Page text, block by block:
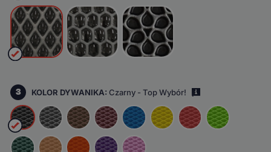
3 KOLOR DYWANIKA:Czarny - Top Wybór! i